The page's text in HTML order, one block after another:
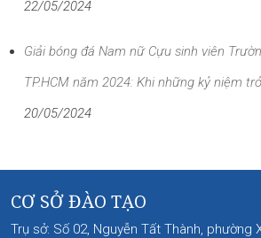
22/05/2024
Giải bóng đá Nam nữ Cựu sinh viên
TP.HCM năm 2024: Khi những kỷ niệm
20/05/2024
CƠ SỞ ĐÀO TẠO
Trụ sở: Số 02, Nguyễn Tất Thành, phường